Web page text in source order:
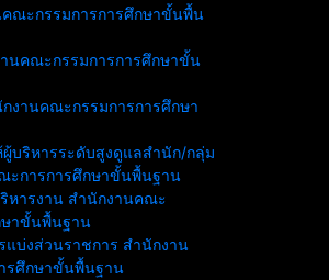
ณะกรรมการการศึกษาขั้นพื้น
นคณะกรรมการการศึกษาขั้น
งานคณะกรรมการการศึกษา
ผู้บริหารระดับสูงดูแลสำนัก/กลุ่ม
ะการการศึกษาขั้นพื้นฐาน
หารงาน สำนักงานคณะ
ษาขั้นพื้นฐาน
แบ่งส่วนราชการ สำนักงาน
รศึกษาขั้นพื้นฐาน